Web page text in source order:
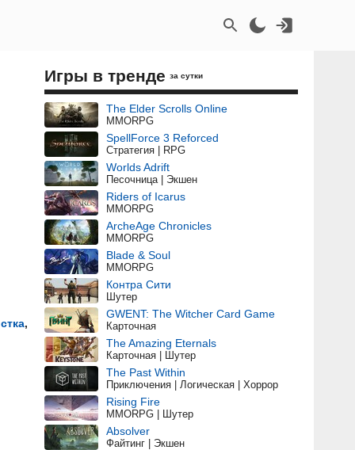
,
Игры в тренде за сутки
The Elder Scrolls Online
MMORPG
SpellForce 3 Reforced
Стратегия | RPG
Worlds Adrift
Песочница | Экшен
Riders of Icarus
MMORPG
ArcheAge Chronicles
MMORPG
Blade & Soul
MMORPG
Контра Сити
Шутер
GWENT: The Witcher Card Game
Карточная
The Amazing Eternals
Карточная | Шутер
The Past Within
Приключения | Логическая | Хоррор
Rising Fire
MMORPG | Шутер
Absolver
Файтинг | Экшен